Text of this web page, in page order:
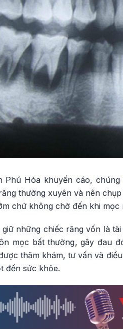
Phú Hòa khuyến cáo,
thường xuyên và nên
chứ không chờ đến khi mọc
giữ những chiếc răng vốn là
mọc bất thường, gây đau
thăm khám, tư vấn và
đến sức khỏe.